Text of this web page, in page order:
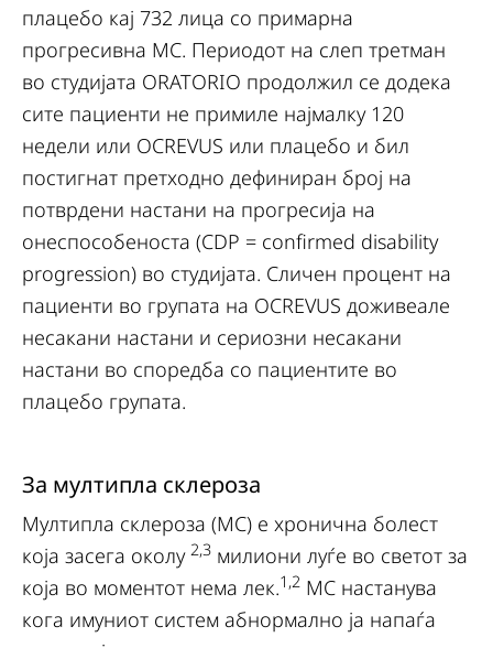
плацебо кај 732 лица со примарна
прогресивна МС. Периодот на слеп третман
во студијата ORATORIO продолжил се додека
сите пациенти не примиле најмалку 120
недели или OCREVUS или плацебо и бил
постигнат претходно дефиниран број на
потврдени настани на прогресија на
онеспособеноста (CDP = confirmed disability
progression) во студијата. Сличен процент на
пациенти во групата на OCREVUS доживеале
несакани настани и сериозни несакани
настани во споредба со пациентите во
плацебо групата.
За мултипла склероза
Мултипла склероза (МС) е хронична болест
која засега околу 2,3 милиони луѓе во светот за
која во моментот нема лек.1,2 МС настанува
кога имуниот систем абнормално ја напаѓа